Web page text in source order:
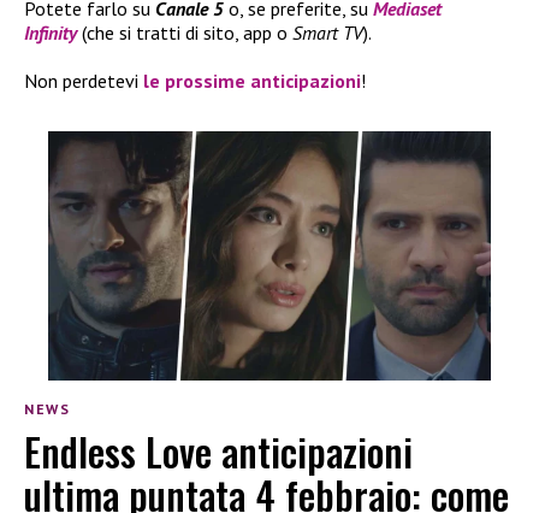
Potete farlo su Canale 5 o, se preferite, su Mediaset
Infinity(che si tratti di sito, app o Smart TV).
Non perdetevi le prossime anticipazioni!
NEWS
Endless Love anticipazioni
ultima puntata 4 febbraio: come